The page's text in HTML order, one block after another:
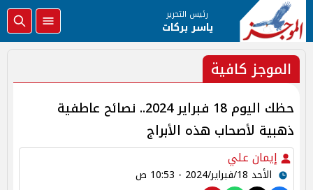
رئيس التحرير
ياسر بركات
الموجز كافية
حظك اليوم 18 فبراير 2024.. نصائح عاطفية
ذهبية لأصحاب هذه الأبراج
إيمان علي
الأحد 18/فبراير/2024 - 10:53 ص